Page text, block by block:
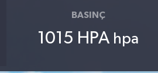
BASINÇ
1015 HPA hpa